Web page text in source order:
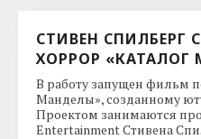
СТИВЕН СПИЛБЕРГ
ХОРРОР «КАТАЛОГ
В работу запущен фильм
Манделы», созданному
Проектом занимаются
Entertainment Стивена